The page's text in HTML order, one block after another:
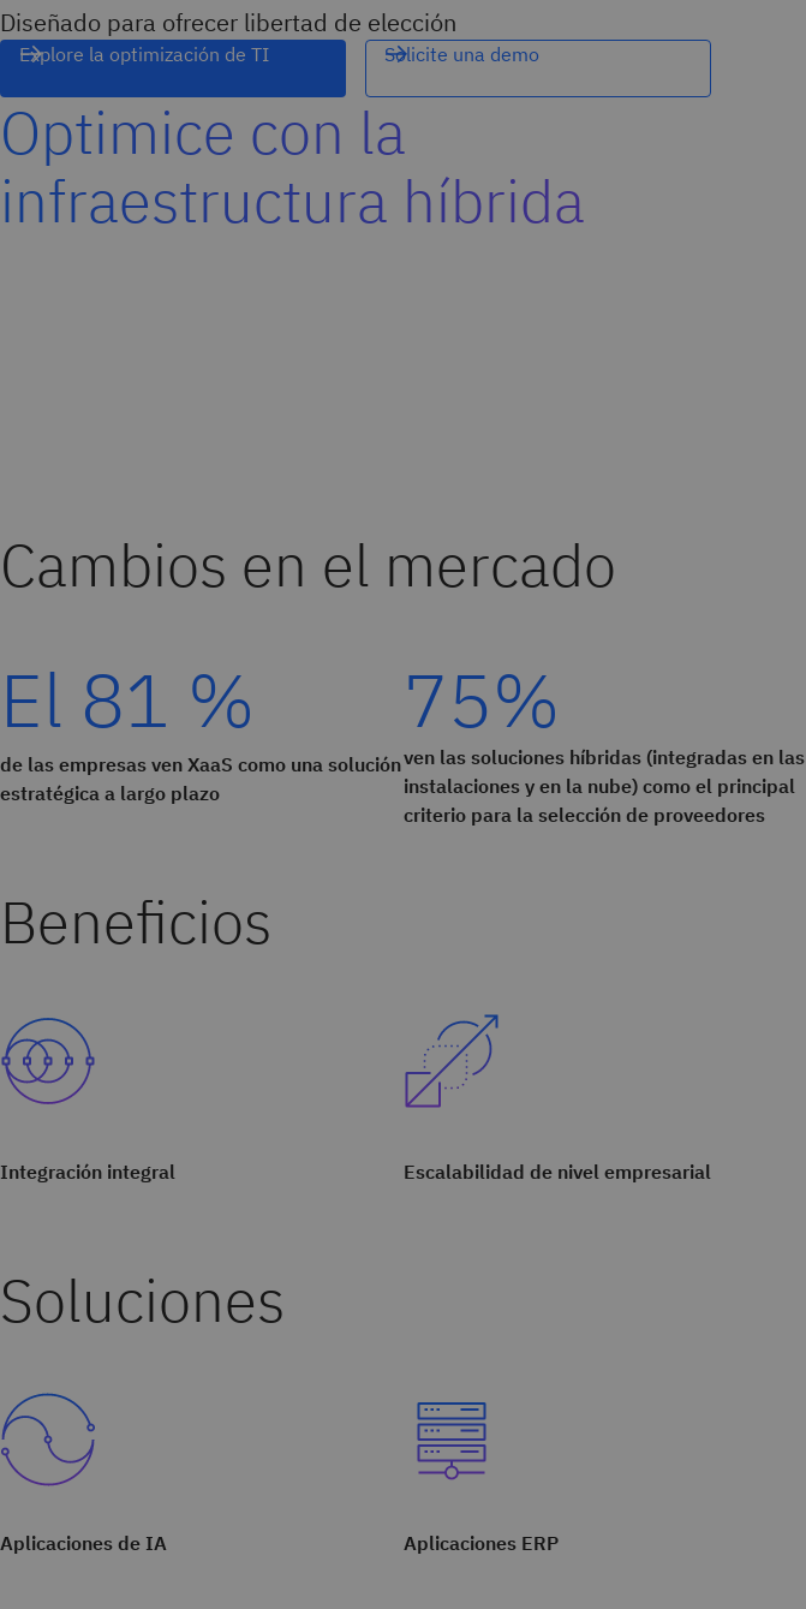
Diseñado para ofrecer libertad de elección
Explore la optimización de TI Solicite una demo
Optimice con la
infraestructura híbrida
Cambios en el mercado
El 81 %
de las empresas ven XaaS como una solución
estratégica a largo plazo
75%
ven las soluciones híbridas (integradas en las
instalaciones y en la nube) como el principal
criterio para la selección de proveedores
Beneficios
Integración integral Escalabilidad de nivel empresarial
Soluciones
Aplicaciones de IA Aplicaciones ERP